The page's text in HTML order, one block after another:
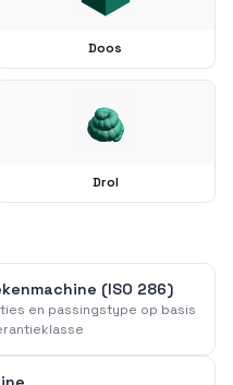
Doos
Drol
(ISO 286)
en passingstype op basis